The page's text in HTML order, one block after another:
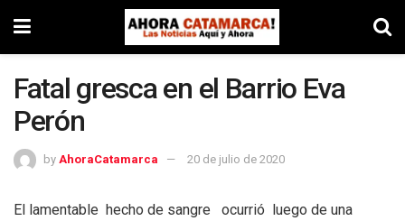
Fatal gresca en el Barrio Eva
Perón
by AhoraCatamarca 20 de julio de 2020
El lamentable hecho de sangre ocurrió luego de una